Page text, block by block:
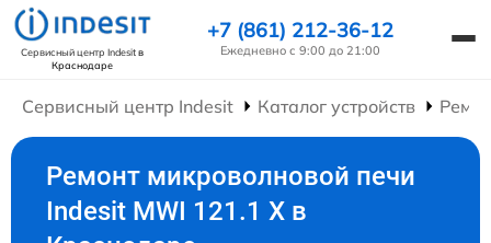
Сервисный центр Indesitв
Краснодаре
+7 (861) 212-36-12
Ежедневно с 9:00 до 21:00
Сервисный центр Indesit Каталог устройств
Ремонт микроволновой печи
Indesit MWI 121.1 X в